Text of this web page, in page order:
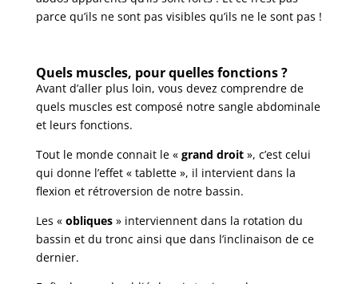
parce qu’ils ne sont pas visibles qu’ils ne le sont pas !
Quels muscles, pour quelles fonctions ?
Avant d’aller plus loin, vous devez comprendre de
quels muscles est composé notre sangle abdominale
et leurs fonctions.
Tout le monde connait le « grand droit», c’est celui
qui donne l’effet « tablette », il intervient dans la
flexion et rétroversion de notre bassin.
Les « obliques» interviennent dans la rotation du
bassin et du tronc ainsi que dans l’inclinaison de ce
dernier.